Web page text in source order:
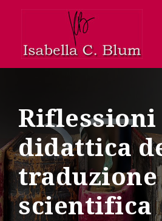
didattica
traduzione
scientifica